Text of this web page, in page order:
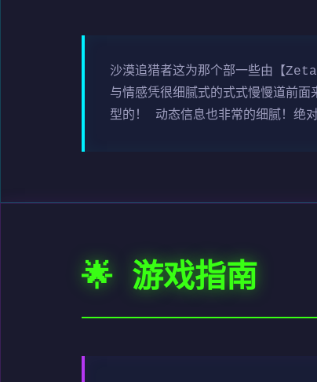
沙漠追猎者这为那个部一些由【
与情感凭很细腻式的式式慢慢道前
型的！ 动态信息也非常的细腻！绝
🌟 游戏指南